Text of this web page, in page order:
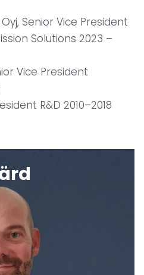
Senior Vice President
Solutions 2023 –
Vice President
R&D 2010–2018